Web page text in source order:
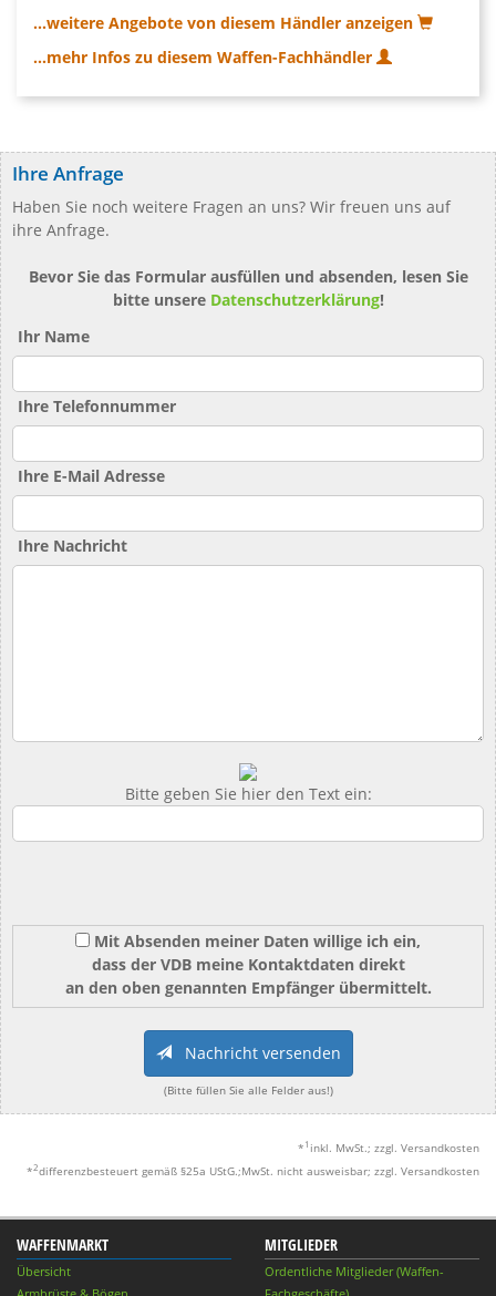
...weitere Angebote von diesem Händler anzeigen
...mehr Infos zu diesem Waffen-Fachhändler
Ihre Anfrage
Haben Sie noch weitere Fragen an uns? Wir freuen uns auf
ihre Anfrage.
Bevor Sie das Formular ausfüllen und absenden, lesen Sie
bitte unsere Datenschutzerklärung!
Ihr Name
Ihre Telefonnummer
Ihre E-Mail Adresse
Ihre Nachricht
Bitte geben Sie hier den Text ein:
Mit Absenden meiner Daten willige ich ein,
dass der VDB meine Kontaktdaten direkt
an den oben genannten Empfänger übermittelt.
Nachricht versenden
(Bitte füllen Sie alle Felder aus!)
* 1 inkl. MwSt.; zzgl. Versandkosten
*2differenzbesteuert gemäß §25a UStG.;MwSt. nicht ausweisbar; zzgl. Versandkosten
WAFFENMARKT
Übersicht
MITGLIEDER
Ordentliche Mitglieder (Waffen-